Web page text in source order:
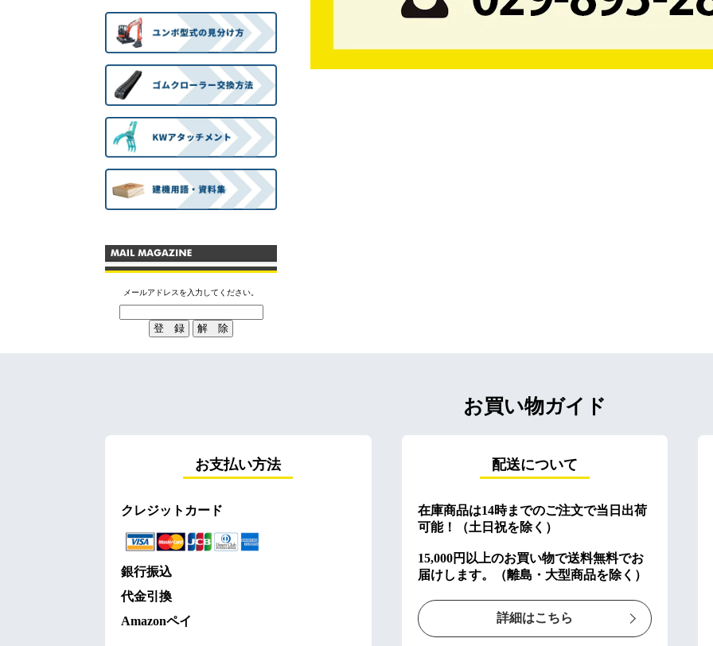
メールアドレスを入力してください。
お買い物ガイド
お支払い方法
クレジットカード
銀行振込
代金引換
Amazonペイ
配送について
在庫商品は14時までのご注文で当日出荷
可能！（土日祝を除く）
15,000円以上のお買い物で送料無料でお
届けします。（離島・大型商品を除く）
詳細はこちら